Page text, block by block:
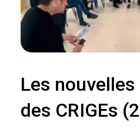
Les
des CRIGEs